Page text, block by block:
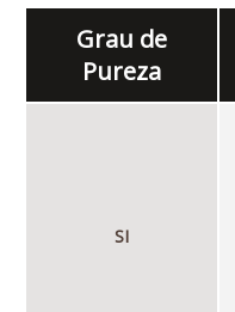
Grau de
Pureza
SI